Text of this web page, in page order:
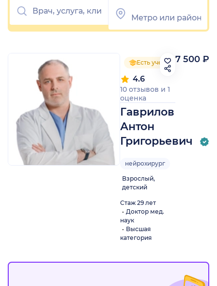
Есть ученая степень
Гаврилов
Антон
Григорьевич
4.6
10 отзывов и 1
оценка
нейрохирург
Взрослый,
детский
Стаж 29 лет
Доктор мед.
наук
Высшая
категория
7 500 ₽